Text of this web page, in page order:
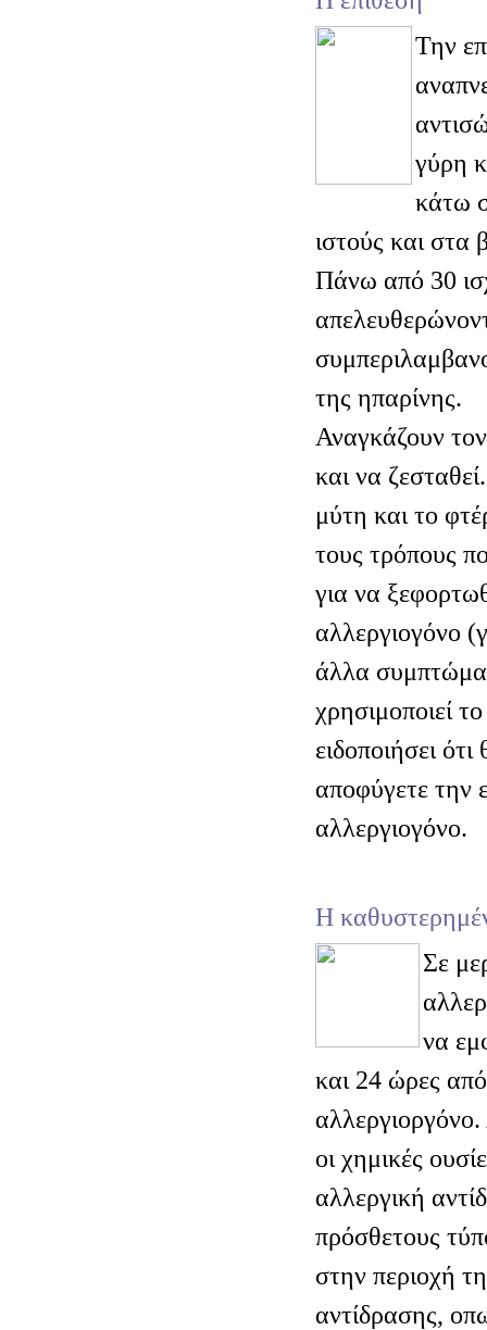
Την
γύρη
κάτω
ιστούς και στα
Πάνω από 30
της ηπαρίνης.
Αναγκάζουν
και να
μύτη και το
τους τρόπους
για να
αλλεργιογόνο
άλλα
χρησιμοποιεί
ειδοποιήσει
αποφύγετε την
αλλεργιογόνο.
Η
Σε
να
και 24 ώρες
οι χημικές
αλλεργική
πρόσθετους
στην περιοχή
αντίδρασης,